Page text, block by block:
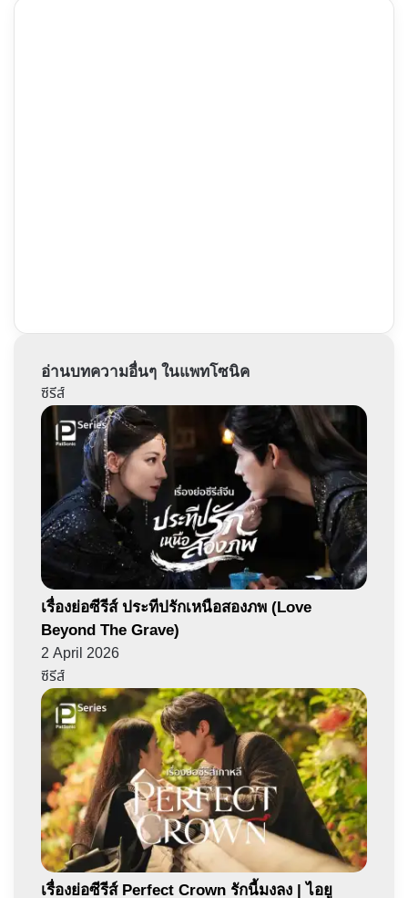
อ่านบทความอื่นๆ ในแพทโซนิค
ซีรีส์
เรื่องย่อซีรีส์ ประทีปรักเหนือสองภพ (Love
Beyond The Grave)
2 April 2026
ซีรีส์
เรื่องย่อซีรีส์ Perfect Crown รักนี้มงลง | ไอยู